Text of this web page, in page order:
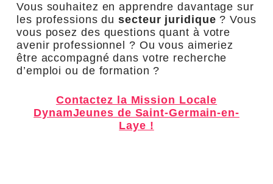
Vous souhaitez en apprendre davantage sur
les professions dusecteur juridique ? Vous
vous posez des questions quant à votre
avenir professionnel ? Ou vous aimeriez
être accompagné dans votre recherche
d’emploi ou de formation ?
Contactez la Mission Locale
DynamJeunes de Saint-Germain-en-
Laye !